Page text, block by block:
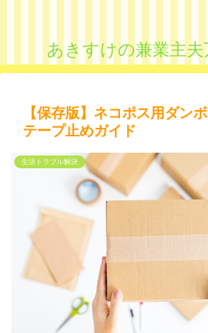
あきすけの兼業主夫
【保存版】ネコポス用ダン
テープ止めガイド
生活トラブル解決